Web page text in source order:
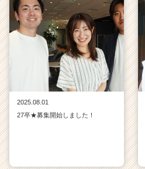
2025.08.01
27卒★募集開始しました！